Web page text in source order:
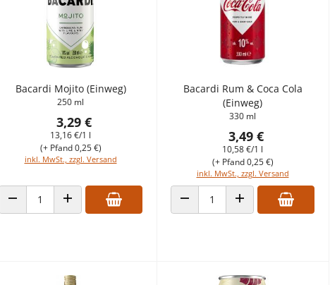
Bacardi Mojito (Einweg)
250 ml
3,29 €
13,16 €/1 l
inkl. MwSt., zzgl. Versand
(+ Pfand 0,25 €)
ANZAHL VERRINGERNANZAHL ERHÖHEN
Bacardi Rum & Coca Cola
(Einweg)
330 ml
3,49 €
10,58 €/1 l
inkl. MwSt., zzgl. Versand
(+ Pfand 0,25 €)
ANZAHL VERRINGERNANZAHL ERHÖHEN